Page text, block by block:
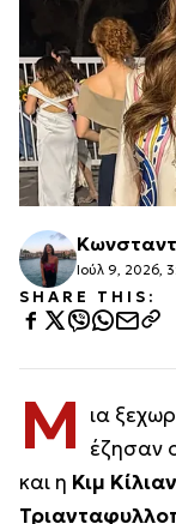
Ιούλ 9, 2026,
SHARE THIS:
Μ ια
έζησαν
και η Κιμ Κίλιαν